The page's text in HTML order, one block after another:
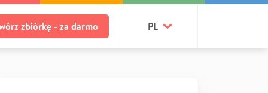
zbiórkę - za darmo PL